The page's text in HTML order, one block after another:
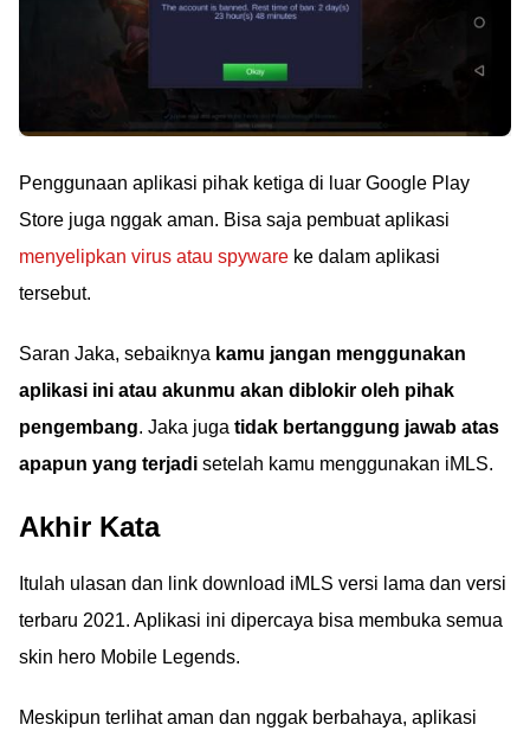
Penggunaan aplikasi pihak ketiga di luar Google Play
Store juga nggak aman. Bisa saja pembuat aplikasi
menyelipkan virus atau spyware ke dalam aplikasi
tersebut.
Saran Jaka, sebaiknya kamu jangan menggunakan
aplikasi ini atau akunmu akan diblokir oleh pihak
pengembang. Jaka juga tidak bertanggung jawab atas
apapun yang terjadi setelah kamu menggunakan iMLS.
Akhir Kata
Itulah ulasan dan link download iMLS versi lama dan versi
terbaru 2021. Aplikasi ini dipercaya bisa membuka semua
skin hero Mobile Legends.
Meskipun terlihat aman dan nggak berbahaya, aplikasi